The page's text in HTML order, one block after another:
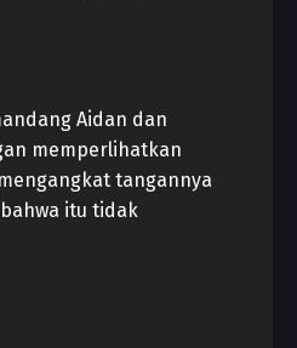
Aidan dan
memperlihatkan
tangannya
itu tidak